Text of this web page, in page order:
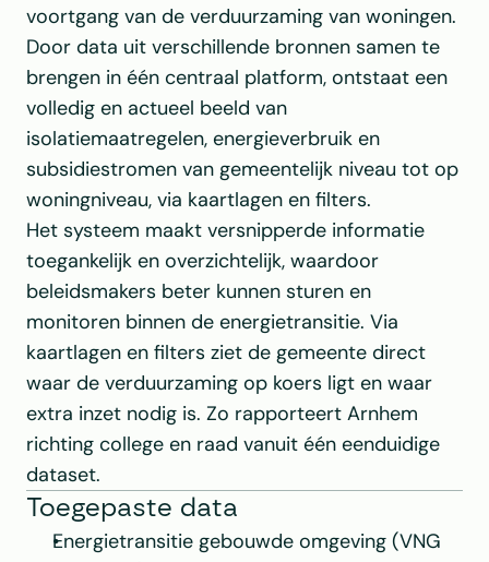
voortgang van de verduurzaming van woningen.
Door data uit verschillende bronnen samen te
brengen in één centraal platform, ontstaat een
volledig en actueel beeld van
isolatiemaatregelen, energieverbruik en
subsidiestromen van gemeentelijk niveau tot op
woningniveau, via kaartlagen en filters.
Het systeem maakt versnipperde informatie
toegankelijk en overzichtelijk, waardoor
beleidsmakers beter kunnen sturen en
monitoren binnen de energietransitie. Via
kaartlagen en filters ziet de gemeente direct
waar de verduurzaming op koers ligt en waar
extra inzet nodig is. Zo rapporteert Arnhem
richting college en raad vanuit één eenduidige
dataset.
Toegepaste data
Energietransitie gebouwde omgeving (VNG